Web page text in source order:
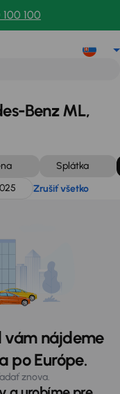
100
Benz ML,
Splátka
Zrušiť všetko
nájdeme
po Európe.
znova.